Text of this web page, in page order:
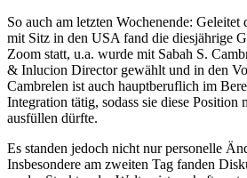
So auch am letzten Wochenende: Geleitet
mit Sitz in den USA fand die diesjährige
Zoom statt, u.a. wurde mit Sabah S.
& Inlucion Director gewählt und in den
Cambrelen ist auch hauptberuflich im
Integration tätig, sodass sie diese Position
ausfüllen dürfte.
Es standen jedoch nicht nur personelle
Insbesondere am zweiten Tag fanden